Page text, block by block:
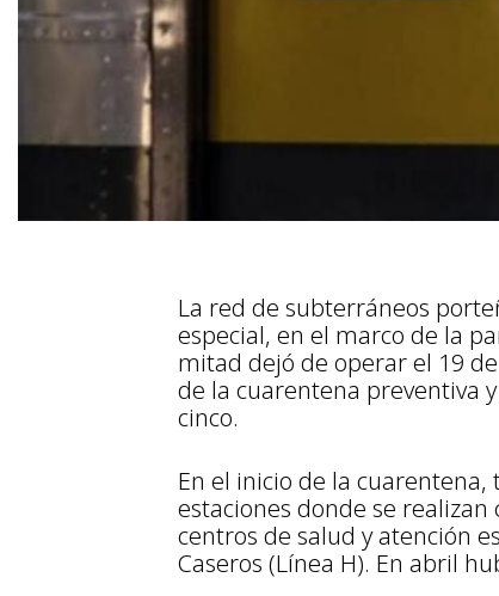
La red de subterráneos
especial, en el marco de la
mitad dejó de operar el 19
de la cuarentena preventiva
cinco.
En el inicio de la
estaciones donde se
centros de salud y atención
Caseros (Línea H). En abril